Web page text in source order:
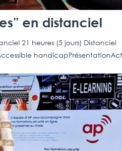
en distanciel
21 heures (5 jours) Distanciel